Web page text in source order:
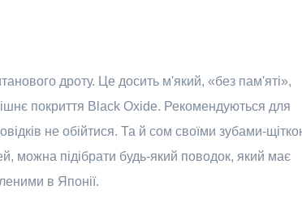
дроту. Це досить м'який, «без пам'яті»,
покриття Black Oxide. Рекомендуються для
не обійтися. Та й сом своїми зубами-
можна підібрати будь-який поводок, який має
в Японії.